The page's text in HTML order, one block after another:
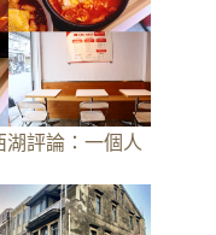
評論：一個人